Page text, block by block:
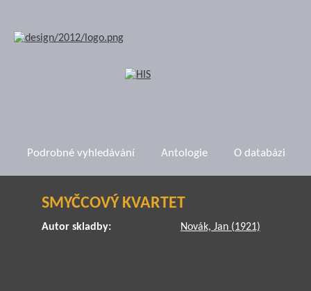
Podrobné vyhledávání Antologie O databázi
SMYČCOVÝ KVARTET
Autor skladby: Novák, Jan (1921)